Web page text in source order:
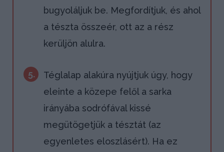
bugyoláljuk be. Megfordítjuk, és ahol
a tészta összeér, ott az a rész
kerüljön alulra.
5.
Téglalap alakúra nyújtjuk úgy, hogy
eleinte a közepe felől a sarka
irányába sodrófával kissé
megütögetjük a tésztát (az
egyenletes eloszlásért). Ha ez